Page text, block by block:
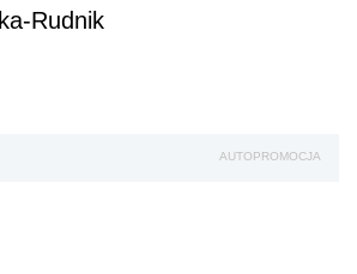
Rudnik
AUTOPROMOCJA